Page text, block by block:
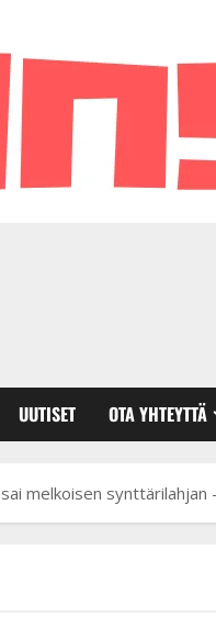
UUTISET OTA YHTEYTTÄ
melkoisen synttärilahjan